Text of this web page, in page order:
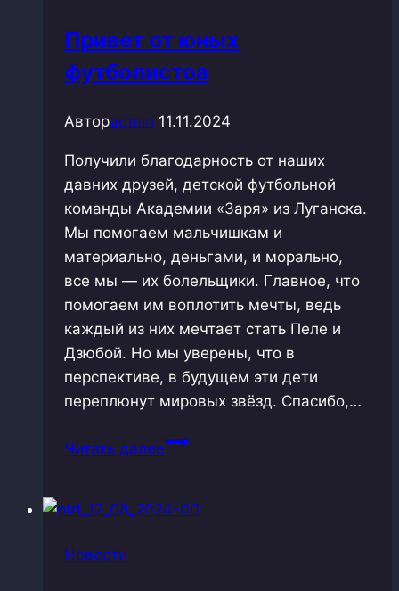
Привет от юных
футболистов
Авторadmin 11.11.2024
Получили благодарность от наших
давних друзей, детской футбольной
команды Академии «Заря» из Луганска.
Мы помогаем мальчишкам и
материально, деньгами, и морально,
все мы — их болельщики. Главное, что
помогаем им воплотить мечты, ведь
каждый из них мечтает стать Пеле и
Дзюбой. Но мы уверены, что в
перспективе, в будущем эти дети
переплюнут мировых звёзд. Спасибо,…
Читать далееПривет
футболистов
Новости